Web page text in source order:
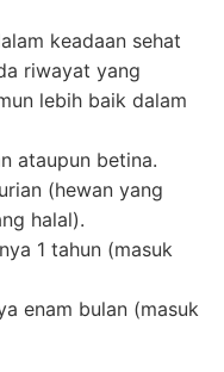
keadaan sehat
riwayat yang
lebih baik dalam
ataupun betina.
(hewan yang
halal).
1 tahun (masuk
enam bulan (masuk